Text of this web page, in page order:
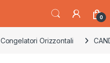
0
Congelatori Orizzontali